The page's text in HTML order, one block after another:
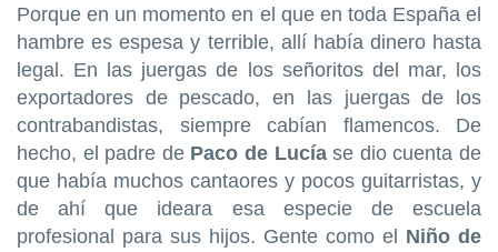
Porque en un momento en el que en toda España el
hambre es espesa y terrible, allí había dinero hasta
legal. En las juergas de los señoritos del mar, los
exportadores de pescado, en las juergas de los
contrabandistas, siempre cabían flamencos. De
hecho, el padre de Paco de Lucíase dio cuenta de
que había muchos cantaores y pocos guitarristas, y
de ahí que ideara esa especie de escuela
profesional para sus hijos. Gente como el Niño de